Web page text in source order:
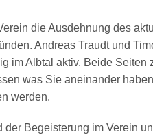
die Ausdehnung des
Andreas Traudt und
im Albtal aktiv. Beide Seiten
was Sie aneinander
werden.
der Begeisterung im Verein